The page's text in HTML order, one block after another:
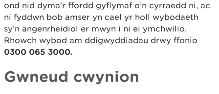
ond nid dyma'r ffordd gyflymaf o’n cyrraedd ni, ac
ni fyddwn bob amser yn cael yr holl wybodaeth
sy’n angenrheidiol er mwyn i ni ei ymchwilio.
Rhowch wybod am ddigwyddiadau drwy ffonio
0300 065 3000.
Gwneud cwynion